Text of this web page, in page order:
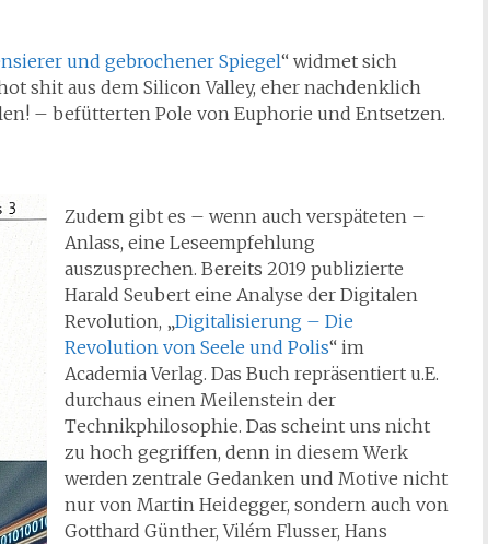
und gebrochener Spiegel“ widmet sich
shit aus dem Silicon Valley, eher nachdenklich
– befütterten Pole von Euphorie und Entsetzen.
Zudem gibt es – wenn auch verspäteten –
Anlass, eine Leseempfehlung
auszusprechen. Bereits 2019 publizierte
Harald Seubert eine Analyse der Digitalen
Revolution, „Digitalisierung – Die
Revolution von Seele und Polis“ im
Academia Verlag. Das Buch repräsentiert u.E.
durchaus einen Meilenstein der
Technikphilosophie. Das scheint uns nicht
zu hoch gegriffen, denn in diesem Werk
werden zentrale Gedanken und Motive nicht
nur von Martin Heidegger, sondern auch von
Gotthard Günther, Vilém Flusser, Hans